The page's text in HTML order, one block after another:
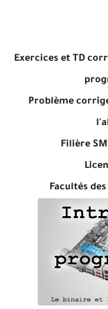
Exercices et TD
Problème
Filière
Facultés